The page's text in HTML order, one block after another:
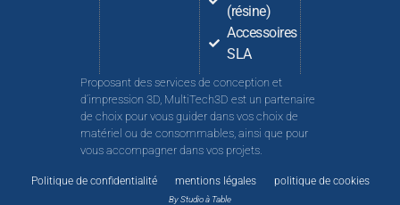
(résine)
Accessoires
SLA
Proposant des services de conception et
d’impression 3D, MultiTech3D est un partenaire
de choix pour vous guider dans vos choix de
matériel ou de consommables, ainsi que pour
vous accompagner dans vos projets.
Politique de confidentialité mentions légales politique de cookies
By Studio à Table